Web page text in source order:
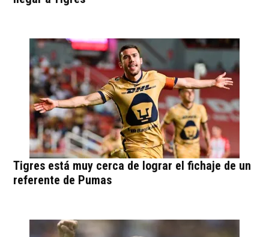
Tigres está muy cerca de lograr el fichaje de un
referente de Pumas